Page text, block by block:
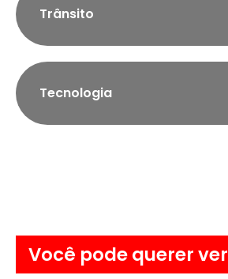
Trânsito
Tecnologia
Você pode querer ver